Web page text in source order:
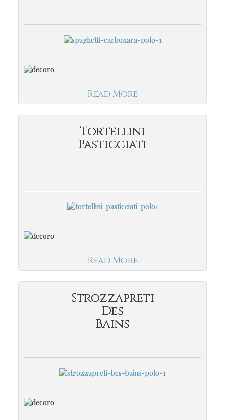
Read More
Tortellini
Pasticciati
Read More
Strozzapreti
Des
Bains